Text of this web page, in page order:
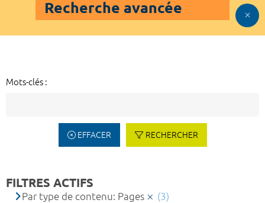
Recherche avancée
Mots-clés :
EFFACER RECHERCHER
FILTRES ACTIFS
Par type de contenu: Pages
(3)